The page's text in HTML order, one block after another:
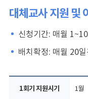
대체교사 지원 및
신청기간: 매월
배치확정: 매월 20일
1월